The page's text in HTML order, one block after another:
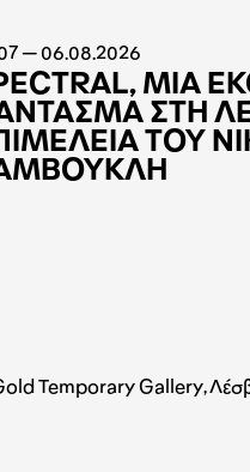
— 06.08.2026
ΜΙΑ
ΣΤΗ
ΤΟΥ
Temporary Gallery,